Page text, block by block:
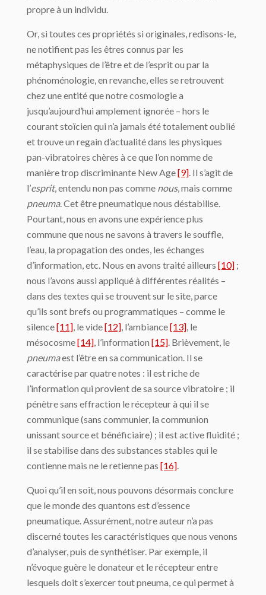
propre à un individu.
Or, si toutes ces propriétés si originales, redisons-le,
ne notifient pas les êtres connus par les
métaphysiques de l’être et de l’esprit ou par la
phénoménologie, en revanche, elles se retrouvent
chez une entité que notre cosmologie a
jusqu’aujourd’hui amplement ignorée – hors le
courant stoïcien qui n’a jamais été totalement oublié
et trouve un regain d’actualité dans les physiques
pan-vibratoires chères à ce que l’on nomme de
manière trop discriminante New Age[9]. Il s’agit de
l’esprit, entendu non pas comme nous, mais comme
pneuma. Cet être pneumatique nous déstabilise.
Pourtant, nous en avons une expérience plus
commune que nous ne savons à travers le souffle,
l’eau, la propagation des ondes, les échanges
d’information, etc. Nous en avons traité ailleurs [10] ;
nous l’avons aussi appliqué à différentes réalités –
dans des textes qui se trouvent sur le site, parce
qu’ils sont brefs ou programmatiques – comme le
silence[11], le vide[12], l’ambiance[13], le
mésocosme[14], l’information [15]. Brièvement, le
pneumaest l’être en sa communication. Il se
caractérise par quatre notes : il est riche de
l’information qui provient de sa source vibratoire ; il
pénètre sans effraction le récepteur à qui il se
communique (sans communier, la communion
unissant source et bénéficiaire) ; il est active fluidité ;
il se stabilise dans des substances stables qui le
contienne mais ne le retienne pas [16].
Quoi qu’il en soit, nous pouvons désormais conclure
que le monde des quantons est d’essence
pneumatique. Assurément, notre auteur n’a pas
discerné toutes les caractéristiques que nous venons
d’analyser, puis de synthétiser. Par exemple, il
n’évoque guère le donateur et le récepteur entre
lesquels doit s’exercer tout pneuma, ce qui permet à